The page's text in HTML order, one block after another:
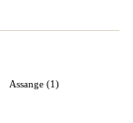
Assange (1)